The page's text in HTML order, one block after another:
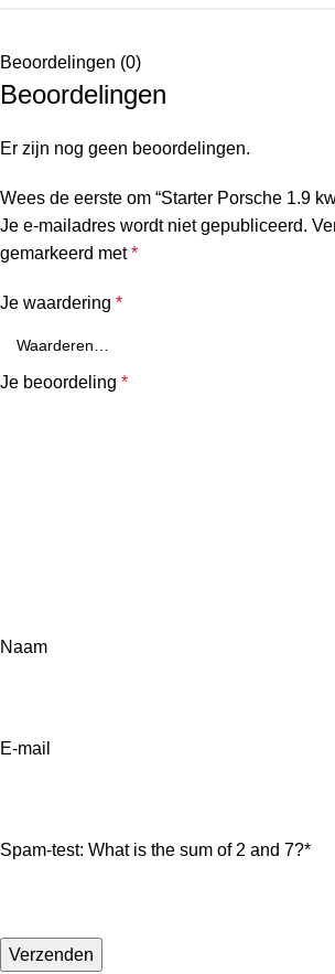
Beoordelingen (0)
Beoordelingen
Er zijn nog geen beoordelingen.
Wees de eerste om “Starter Porsche 1.9
Je e-mailadres wordt niet gepubliceerd.
gemarkeerd met*
Je waardering *
Je beoordeling *
Naam
E-mail
Spam-test: What is the sum of 2 and 7?*